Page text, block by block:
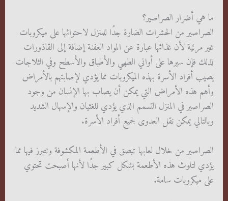
ما هي أضرار الصراصير؟
الصراصير من الحشرات الضارة جدًا للمنزل لاحتوائها على ميكروبات
غير مرئية لأن غذائها عبارة عن المواد العفنة إضافة إلى القاذورات
لذلك فإن سيرها على أواني الطهي والأطباق والأسطح وفي الثلاجات
يصيب أفراد الأسرة بهذه الميكروبات مما يؤدي لإصابتهم بالأمراض
وأهم هذه الأمراض التي يمكن أن يصاب بها الإنسان من وجود
الصراصير في المنزل التسمم الذي يؤدي للغثيان والإسهال الشديد
وبالتالي يمكن نقل العدوى لجميع أفراد الأسرة.
الصراصير من خلال لعابها تبصق في الأطعمة المكشوفة وتتبرز فيها مما
يؤدي لتلوث هذه الأطعمة بشكل كبير جدًا لأنها أصبحت تحتوي
على ميكروبات سامة.